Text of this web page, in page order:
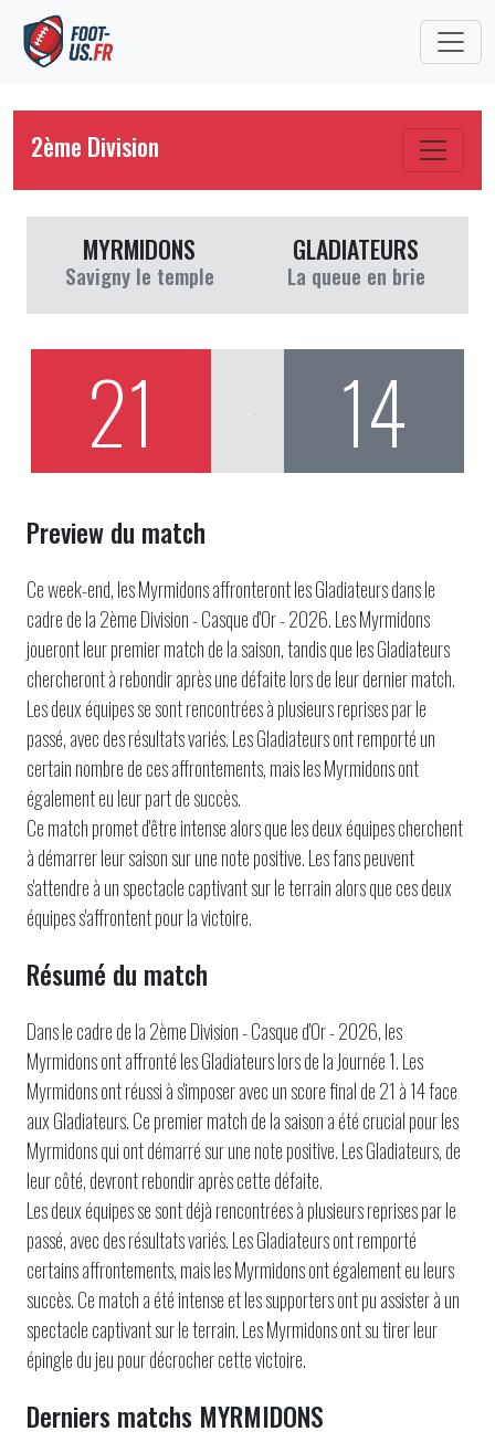
2ème Division
MYRMIDONS
Savigny le temple
GLADIATEURS
La queue en brie
21 14
Preview du match
Ce week-end, les Myrmidons affronteront les Gladiateurs dans le
cadre de la 2ème Division - Casque d'Or - 2026. Les Myrmidons
joueront leur premier match de la saison, tandis que les Gladiateurs
chercheront à rebondir après une défaite lors de leur dernier match.
Les deux équipes se sont rencontrées à plusieurs reprises par le
passé, avec des résultats variés. Les Gladiateurs ont remporté un
certain nombre de ces affrontements, mais les Myrmidons ont
également eu leur part de succès.
Ce match promet d'être intense alors que les deux équipes cherchent
à démarrer leur saison sur une note positive. Les fans peuvent
s'attendre à un spectacle captivant sur le terrain alors que ces deux
équipes s'affrontent pour la victoire.
Résumé du match
Dans le cadre de la 2ème Division - Casque d'Or - 2026, les
Myrmidons ont affronté les Gladiateurs lors de la Journée 1. Les
Myrmidons ont réussi à s'imposer avec un score final de 21 à 14 face
aux Gladiateurs. Ce premier match de la saison a été crucial pour les
Myrmidons qui ont démarré sur une note positive. Les Gladiateurs, de
leur côté, devront rebondir après cette défaite.
Les deux équipes se sont déjà rencontrées à plusieurs reprises par le
passé, avec des résultats variés. Les Gladiateurs ont remporté
certains affrontements, mais les Myrmidons ont également eu leurs
succès. Ce match a été intense et les supporters ont pu assister à un
spectacle captivant sur le terrain. Les Myrmidons ont su tirer leur
épingle du jeu pour décrocher cette victoire.
Derniers matchs MYRMIDONS